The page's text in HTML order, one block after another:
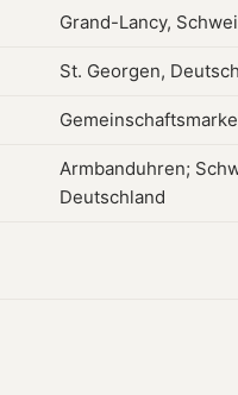
Grand-Lancy,
St. Georgen,
Armbanduhren;
Deutschland